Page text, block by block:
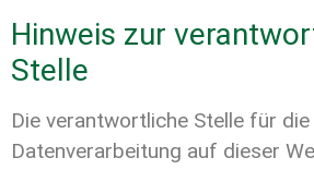
Hinweis zur
Stelle
Die verantwortliche Stelle für die
Datenverarbeitung auf dieser